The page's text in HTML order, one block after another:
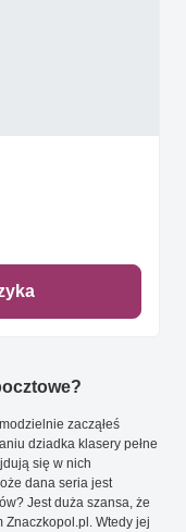
zacząłeś
dziadka klasery pełne
się w nich
dana seria jest
Jest duża szansa, że
Znaczkopol.pl. Wtedy jej